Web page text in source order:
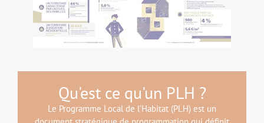
Qu'est ce qu'un PLH ?
Le Programme Local de l’Habitat (PLH) est un